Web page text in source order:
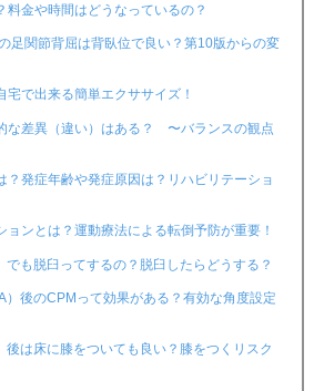
料金や時間はどうなっているの？
足関節背屈は背臥位で良い？第10版からの変
で出来る簡単エクササイズ！
な差異（違い）はある？ 〜バランスの観点
？発症年齢や発症原因は？リハビリテーショ
ンとは？運動療法による転倒予防が重要！
でも脱臼ってするの？脱臼したらどうする？
）後のCPMって効果がある？有効な角度設定
後は床に膝をついても良い？膝をつくリスク